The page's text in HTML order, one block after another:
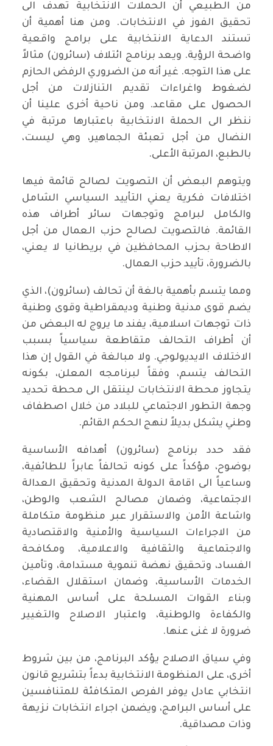
من الطبيعي أن الحملات الانتخابية تهدف الى
تحقيق الفوز في الانتخابات. ومن هنا أهمية أن
تستند الدعاية الانتخابية على برامج واقعية
واضحة الرؤية. ويعد برنامج ائتلاف (سائرون) مثالاً
على هذا التوجه. غير أنه من الضروري الرفض الحازم
لضغوط واغراءات تقديم التنازلات من أجل
الحصول على مقاعد. ومن ناحية أخرى علينا أن
ننظر الى الحملة الانتخابية باعتبارها مرتبة في
النضال من أجل تعبئة الجماهير، وهي ليست،
بالطبع، المرتبة الأعلى.
ويتوهم البعض أن التصويت لصالح قائمة فيها
اختلافات فكرية يعني التأييد السياسي الشامل
والكامل لبرامج وتوجهات سائر أطراف هذه
القائمة. فالتصويت لصالح حزب العمال من أجل
الاطاحة بحزب المحافظين في بريطانيا لا يعني،
بالضرورة، تأييد حزب العمال.
ومما يتسم بأهمية بالغة أن تحالف (سائرون)، الذي
يضم قوى مدنية وطنية وديمقراطية وقوى وطنية
ذات توجهات اسلامية، يفند ما يروج له البعض من
أن أطراف التحالف متقاطعة سياسياً بسبب
الاختلاف الايديولوجي. ولا مبالغة في القول إن هذا
التحالف يتسم، وفقاً لبرنامجه المعلن، بكونه
يتجاوز محطة الانتخابات لينتقل الى محطة تحديد
وجهة التطور الاجتماعي للبلاد من خلال اصطفاف
وطني يشكل بديلاً لنهج الحكم القائم.
فقد حدد برنامج (سائرون) أهدافه الأساسية
بوضوح، مؤكداً على كونه تحالفاً عابراً للطائفية،
وساعياً الى اقامة الدولة المدنية وتحقيق العدالة
الاجتماعية، وضمان مصالح الشعب والوطن،
واشاعة الأمن والاستقرار عبر منظومة متكاملة
من الاجراءات السياسية والأمنية والاقتصادية
والاجتماعية والثقافية والاعلامية، ومكافحة
الفساد، وتحقيق نهضة تنموية مستدامة، وتأمين
الخدمات الأساسية، وضمان استقلال القضاء،
وبناء القوات المسلحة على أساس المهنية
والكفاءة والوطنية، واعتبار الاصلاح والتغيير
ضرورة لا غنى عنها.
وفي سياق الاصلاح يؤكد البرنامج، من بين شروط
أخرى، على المنظومة الانتخابية بدءاً بتشريع قانون
انتخابي عادل يوفر الفرص المتكافئة للمتنافسين
على أساس البرامج، ويضمن اجراء انتخابات نزيهة
وذات مصداقية.